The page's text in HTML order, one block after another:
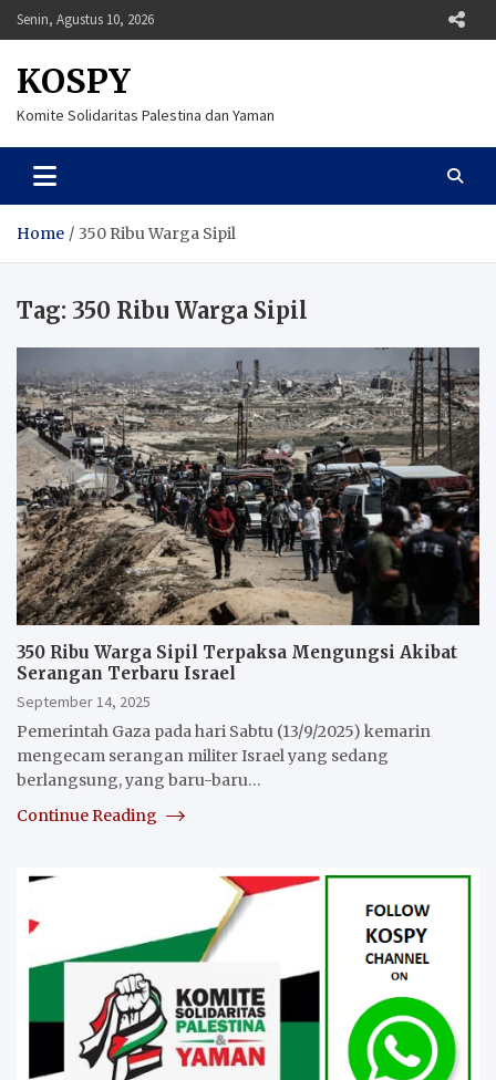
Skip
to
Senin, Agustus 10, 2026
KOSPY
Komite Solidaritas Palestina dan Yaman
Home 350 Ribu Warga Sipil
Tag: 350 Ribu Warga Sipil
350 Ribu Warga Sipil Terpaksa Mengungsi Akibat
Serangan Terbaru Israel
September 14, 2025
Pemerintah Gaza pada hari Sabtu (13/9/2025) kemarin
mengecam serangan militer Israel yang sedang
berlangsung, yang baru-baru…
Continue Reading